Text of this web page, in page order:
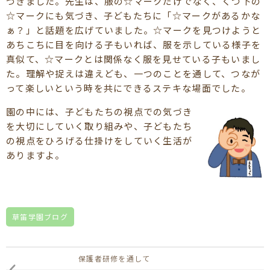
☆マークにも気づき、子どもたちに「☆マークがあるかな
ぁ？」と話題を広げていました。☆マークを見つけようと
あちこちに目を向ける子もいれば、服を示している様子を
真似て、☆マークとは関係なく服を見せている子もいまし
た。理解や捉えは違えども、一つのことを通して、つなが
って楽しいという時を共にできるステキな場面でした。
園の中には、子どもたちの視点での気づき
を大切にしていく取り組みや、子どもたち
の視点をひろげる仕掛けをしていく生活が
ありますよ。
草笛学園ブログ
保護者研修を通して